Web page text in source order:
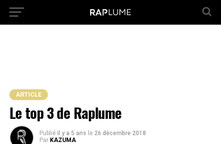
ARTICLE
Le top 3 de Raplume
Publié il y a 5 ans le 26 décembre 2018
Par KAZUMA